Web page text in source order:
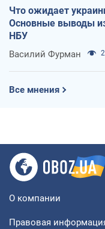
Что ожидает
Основные выводы
НБУ
Василий Фурман
Все мнения
О компании
Правовая